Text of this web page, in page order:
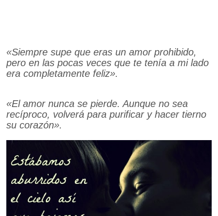
«Siempre supe que eras un amor prohibido,
pero en las pocas veces que te tenía a mi lado
era completamente feliz».
«El amor nunca se pierde. Aunque no sea
recíproco, volverá para purificar y hacer tierno
su corazón».